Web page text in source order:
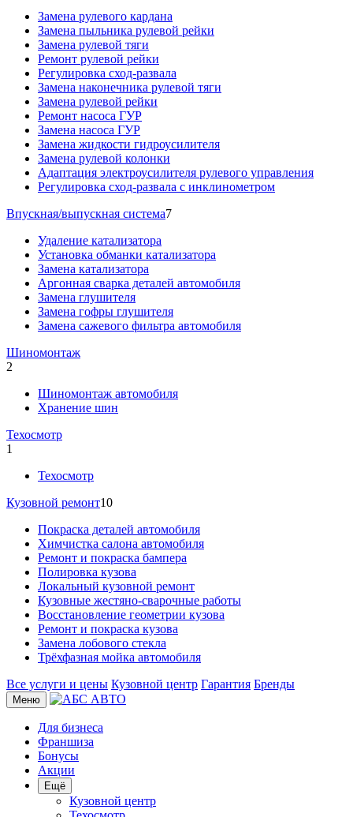
Замена рулевого кардана
Замена пыльника рулевой рейки
Замена рулевой тяги
Ремонт рулевой рейки
Регулировка сход-развала
Замена наконечника рулевой тяги
Замена рулевой рейки
Ремонт насоса ГУР
Замена насоса ГУР
Замена жидкости гидроусилителя
Замена рулевой колонки
Адаптация электроусилителя рулевого управления
Регулировка сход-развала с инклинометром
Впускная/выпускная система7
Удаление катализатора
Установка обманки катализатора
Замена катализатора
Аргонная сварка деталей автомобиля
Замена глушителя
Замена гофры глушителя
Замена сажевого фильтра автомобиля
Шиномонтаж
2
Шиномонтаж автомобиля
Хранение шин
Техосмотр
1
Техосмотр
Кузовной ремонт10
Покраска деталей автомобиля
Химчистка салона автомобиля
Ремонт и покраска бампера
Полировка кузова
Локальный кузовной ремонт
Кузовные жестяно-сварочные работы
Восстановление геометрии кузова
Ремонт и покраска кузова
Замена лобового стекла
Трёхфазная мойка автомобиля
Все услуги и цены Кузовной центр Гарантия Бренды
Меню
Для бизнеса
Франшиза
Бонусы
Акции
Ещё
Кузовной центр